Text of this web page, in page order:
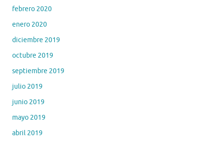
febrero 2020
enero 2020
diciembre 2019
octubre 2019
septiembre 2019
julio 2019
junio 2019
mayo 2019
abril 2019